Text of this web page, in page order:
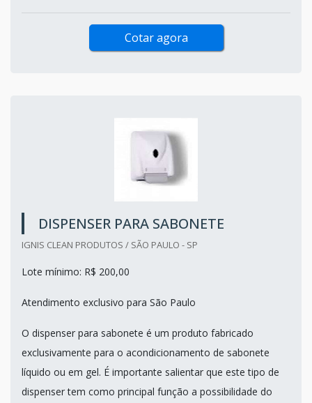
Cotar agora
DISPENSER PARA SABONETE
IGNIS CLEAN PRODUTOS / SÃO PAULO - SP
Lote mínimo: R$ 200,00
Atendimento exclusivo para São Paulo
O dispenser para sabonete é um produto fabricado
exclusivamente para o acondicionamento de sabonete
líquido ou em gel. É importante salientar que este tipo de
dispenser tem como principal função a possibilidade do